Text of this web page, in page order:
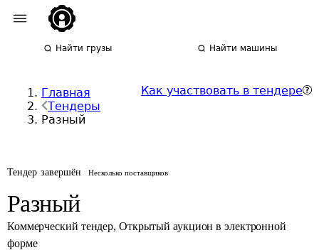
Найти грузы Найти машины
Главная
Тендеры
Разный
Как участвовать в тендере
Тендер завершён Несколько поставщиков
Разный
Коммерческий тендер, Открытый аукцион в электронной
форме